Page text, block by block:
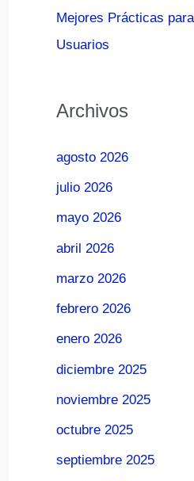
Mejores Prácticas
Usuarios
Archivos
agosto 2026
julio 2026
mayo 2026
abril 2026
marzo 2026
febrero 2026
enero 2026
diciembre 2025
noviembre 2025
octubre 2025
septiembre 2025